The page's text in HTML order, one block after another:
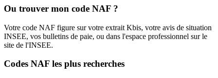
Ou trouver mon code NAF ?
Votre code NAF figure sur votre extrait Kbis, votre avis de situation
INSEE, vos bulletins de paie, ou dans l'espace professionnel sur le
site de l'INSEE.
Codes NAF les plus recherches